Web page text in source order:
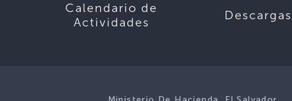
Calendario de
Actividades
Descargas